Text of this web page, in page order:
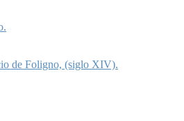
de Foligno, (siglo XIV).